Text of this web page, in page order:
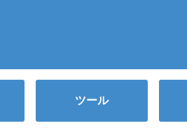
ツール